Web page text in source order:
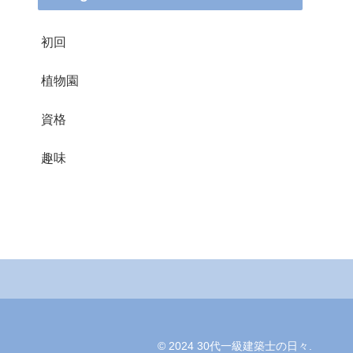
初回
植物園
資格
趣味
© 2024 30代一級建築士の日々.